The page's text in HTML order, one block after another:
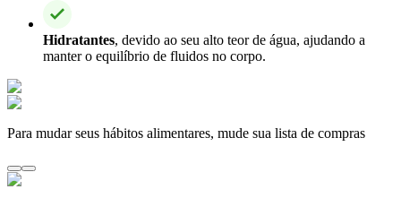
Hidratantes, devido ao seu alto teor de água, ajudando a
manter o equilíbrio de fluidos no corpo.
Para mudar seus hábitos alimentares, mude sua lista de compras